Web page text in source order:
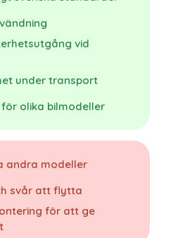
vid
under transport
olika bilmodeller
andra modeller
svår att flytta
för att ge